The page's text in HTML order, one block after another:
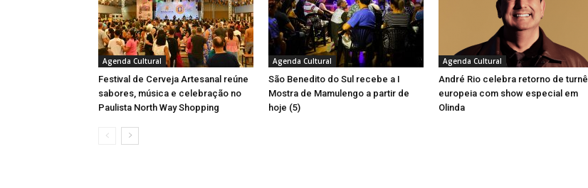
Agenda Cultural
Festival de Cerveja Artesanal reúne
sabores, música e celebração no
Paulista North Way Shopping
Agenda Cultural
São Benedito do Sul recebe a I
Mostra de Mamulengo a partir de
hoje (5)
Agenda Cultural
André Rio celebra retorno de turnê
europeia com show especial em
Olinda